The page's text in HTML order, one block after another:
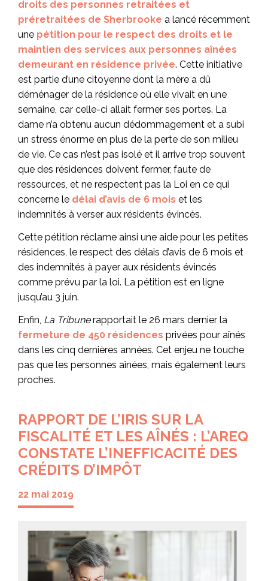
droits des personnes retraitées et
préretraitées de Sherbrooke a lancé récemment
une pétition pour le respect des droits et le
maintien des services aux personnes aînées
demeurant en résidence privée. Cette initiative
est partie d’une citoyenne dont la mère a dû
déménager de la résidence où elle vivait en une
semaine, car celle-ci allait fermer ses portes. La
dame n’a obtenu aucun dédommagement et a subi
un stress énorme en plus de la perte de son milieu
de vie. Ce cas n’est pas isolé et il arrive trop souvent
que des résidences doivent fermer, faute de
ressources, et ne respectent pas la Loi en ce qui
concerne le délai d’avis de 6 mois et les
indemnités à verser aux résidents évincés.
Cette pétition réclame ainsi une aide pour les petites
résidences, le respect des délais d’avis de 6 mois et
des indemnités à payer aux résidents évincés
comme prévu par la loi. La pétition est en ligne
jusqu’au 3 juin.
Enfin, La Tribunerapportait le 26 mars dernier la
fermeture de 450 résidences privées pour aînés
dans les cinq dernières années. Cet enjeu ne touche
pas que les personnes aînées, mais également leurs
proches.
RAPPORT DE L’IRIS SUR LA
FISCALITÉ ET LES AÎNÉS : L’AREQ
CONSTATE L’INEFFICACITÉ DES
CRÉDITS D’IMPÔT
22 mai 2019